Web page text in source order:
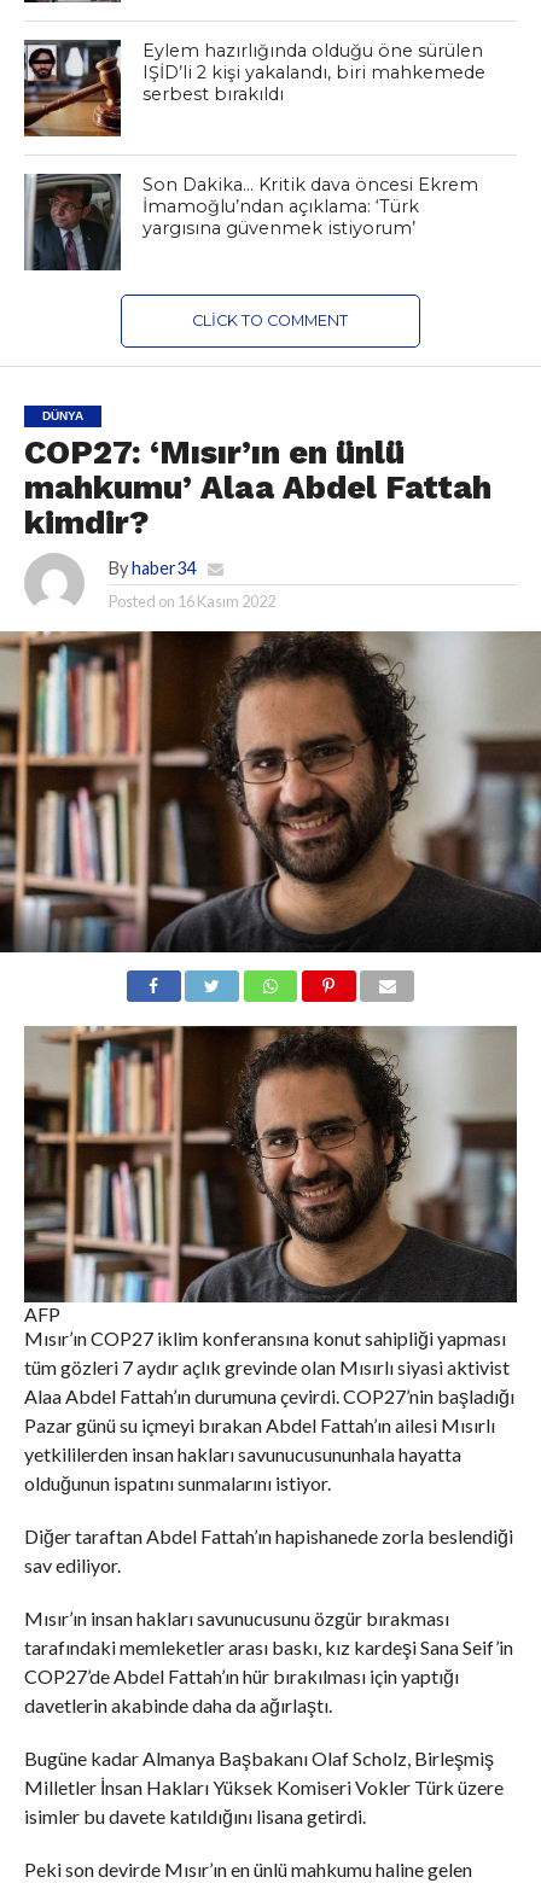
Eylem hazırlığında olduğu öne sürülen
IŞİD’li 2 kişi yakalandı, biri mahkemede
serbest bırakıldı
Son Dakika… Kritik dava öncesi Ekrem
İmamoğlu’ndan açıklama: ‘Türk
yargısına güvenmek istiyorum’
CLICK TO COMMENT
DÜNYA
COP27: ‘Mısır’ın en ünlü
mahkumu’ Alaa Abdel Fattah
kimdir?
By haber34
Posted on 16 Kasım 2022
AFP
Mısır’ın COP27 iklim konferansına konut sahipliği yapması
tüm gözleri 7 aydır açlık grevinde olan Mısırlı siyasi aktivist
Alaa Abdel Fattah’ın durumuna çevirdi. COP27’nin başladığı
Pazar günü su içmeyi bırakan Abdel Fattah’ın ailesi Mısırlı
yetkililerden insan hakları savunucusununhala hayatta
olduğunun ispatını sunmalarını istiyor.
Diğer taraftan Abdel Fattah’ın hapishanede zorla beslendiği
sav ediliyor.
Mısır’ın insan hakları savunucusunu özgür bırakması
tarafındaki memleketler arası baskı, kız kardeşi Sana Seif’in
COP27’de Abdel Fattah’ın hür bırakılması için yaptığı
davetlerin akabinde daha da ağırlaştı.
Bugüne kadar Almanya Başbakanı Olaf Scholz, Birleşmiş
Milletler İnsan Hakları Yüksek Komiseri Vokler Türk üzere
isimler bu davete katıldığını lisana getirdi.
Peki son devirde Mısır’ın en ünlü mahkumu haline gelen